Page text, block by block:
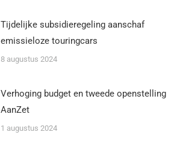
Tijdelijke subsidieregeling aanschaf
emissieloze touringcars
8 augustus 2024
Verhoging budget en tweede openstelling
AanZet
1 augustus 2024